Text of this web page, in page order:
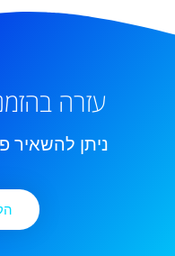
עזרה
ניתן להשאיר